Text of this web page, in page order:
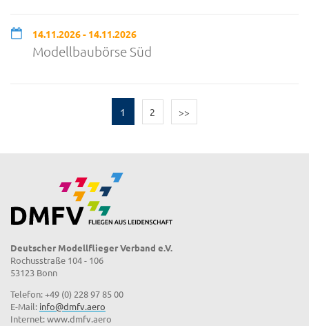
14.11.2026 - 14.11.2026
Modellbaubörse Süd
1 2 >>
Deutscher Modellflieger Verband e.V.
Rochusstraße 104 - 106
53123 Bonn
Telefon: +49 (0) 228 97 85 00
E-Mail: info@dmfv.aero
Internet: www.dmfv.aero